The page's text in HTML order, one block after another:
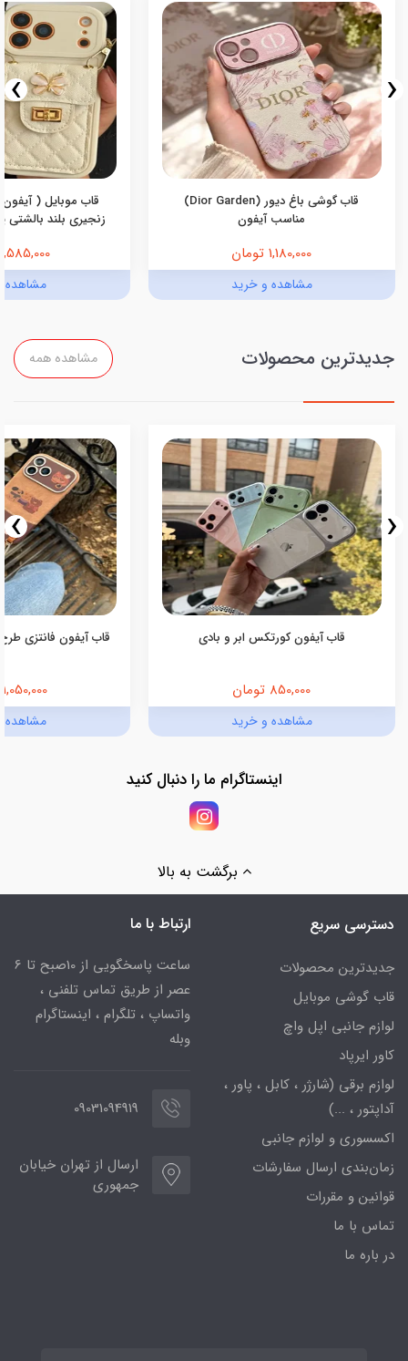
قاب گوشی باغ دیور (Dior Garden)
مناسب آیفون
1,180,000 تومان
مشاهده و خرید
قاب موبایل (
زنجیری بلند بالشتی
1,585,000 تومان
مشاهده
‹
›
جدیدترین محصولات مشاهده همه
قاب آیفون کورتکس ابر و بادی
850,000 تومان
مشاهده و خرید
قاب آیفون فانتزی
1,050,000 تومان
مشاهده
‹
›
اینستاگرام ما را دنبال کنید
برگشت به بالا
دسترسی سریع
جدیدترین محصولات
قاب گوشی موبایل
لوازم جانبی اپل واچ
کاور ایرپاد
لوازم برقی (شارژر ، کابل ، پاور ،
آداپتور ، ...)
اکسسوری و لوازم جانبی
زمان‌بندی ارسال سفارشات
قوانین و مقررات
تماس با ما
در باره ما
ارتباط با ما
ساعت پاسخگویی از 10صبح تا 6
عصر از طریق تماس تلفنی ،
واتساپ ، تلگرام ، اینستاگرام
وبله
09031094919
ارسال از تهران خیابان
جمهوری